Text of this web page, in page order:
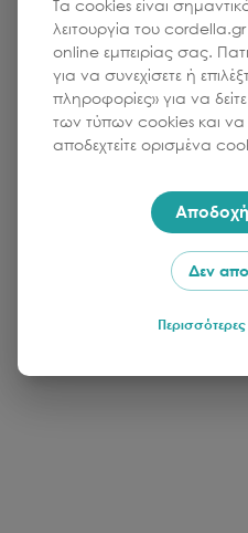
προσφέρει με μια μόνο
αναπαραγωγή χωρίς
Τα cookies είναι
λειτουργία του
online εμπειρίας σας.
για να συνεχίσετε ή
πληροφορίες» για να
των τύπων cookies και να
αποδεχτείτε ορισμένα
Δεν